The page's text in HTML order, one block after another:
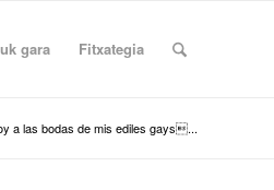
gara Fitxategia
a las bodas de mis ediles gays...